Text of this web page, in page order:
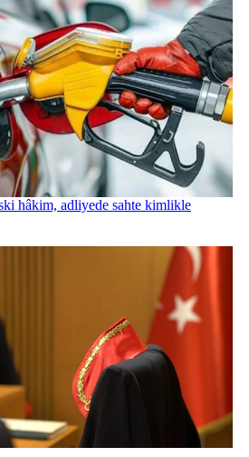
hâkim, adliyede sahte kimlikle